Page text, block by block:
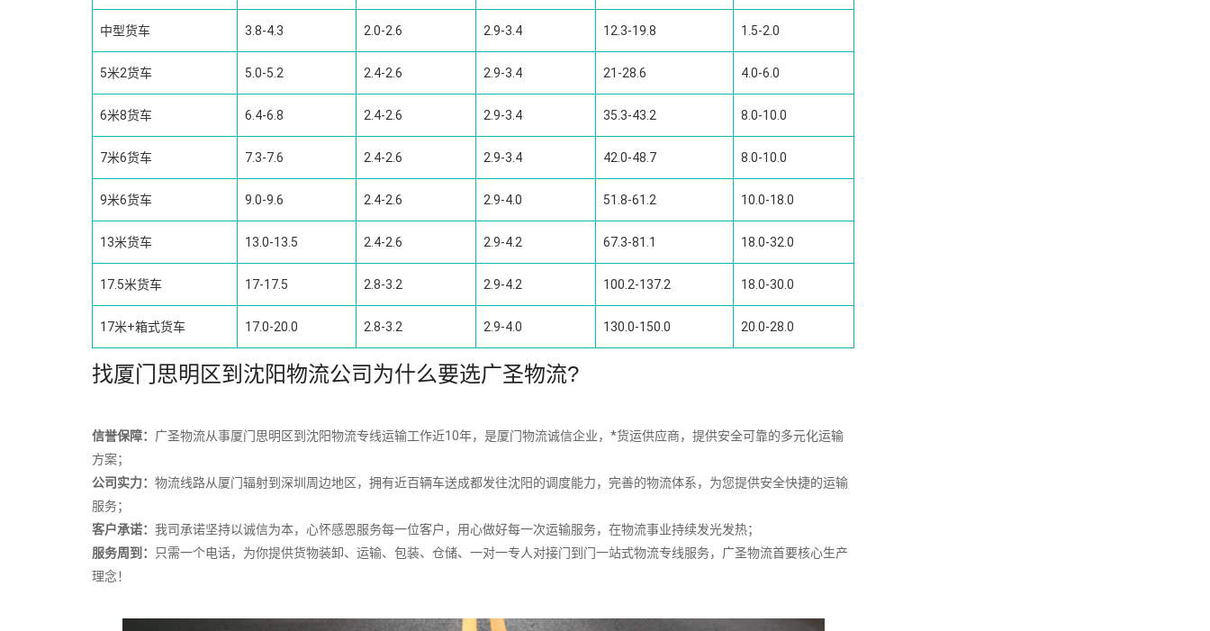
中型货车 3.8-4.3 2.0-2.6 2.9-3.4 12.3-19.8 1.5-2.0
5米2货车 5.0-5.2 2.4-2.6 2.9-3.4 21-28.6 4.0-6.0
6米8货车 6.4-6.8 2.4-2.6 2.9-3.4 35.3-43.2 8.0-10.0
7米6货车 7.3-7.6 2.4-2.6 2.9-3.4 42.0-48.7 8.0-10.0
9米6货车 9.0-9.6 2.4-2.6 2.9-4.0 51.8-61.2 10.0-18.0
13米货车 13.0-13.5 2.4-2.6 2.9-4.2 67.3-81.1 18.0-32.0
17.5米货车 17-17.5 2.8-3.2 2.9-4.2 100.2-137.2 18.0-30.0
17米+箱式货车 17.0-20.0 2.8-3.2 2.9-4.0 130.0-150.0 20.0-28.0
找厦门思明区到沈阳物流公司为什么要选广圣物流?
信誉保障： 广圣物流从事厦门思明区到沈阳物流专线运输工作近10年，是厦门物流诚信企业，*货运供应商，提供安全可靠的多元化运输
方案；
公司实力： 物流线路从厦门辐射到深圳周边地区，拥有近百辆车送成都发往沈阳的调度能力，完善的物流体系，为您提供安全快捷的运输
服务；
客户承诺： 我司承诺坚持以诚信为本，心怀感恩服务每一位客户，用心做好每一次运输服务，在物流事业持续发光发热；
服务周到：
只需一个电话，为你提供货物装卸、运输、包装、仓储、一对一专人对接门到门一站式物流专线服务，广圣物流首要核心生产
理念！